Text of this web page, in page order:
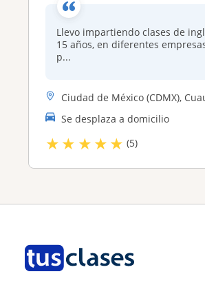
Llevo impartiendo clases de
15 años, en diferentes
p...
Ciudad de México (CDMX), Cuauhtémoc, Venustiano
Se desplaza a domicilio
★★ ★★★ (5)